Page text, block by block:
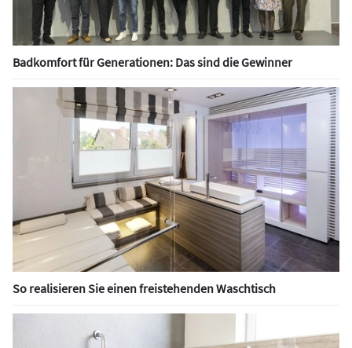
Badkomfort für Generationen: Das sind die Gewinner
So realisieren Sie einen freistehenden Waschtisch